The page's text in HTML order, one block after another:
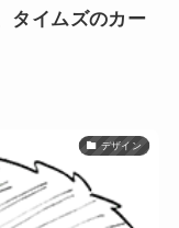
タイムズのカー
デザイン